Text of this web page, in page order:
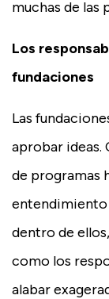
muchas de las
Los
fundaciones
Las
aprobar ideas.
de programas
entendimiento
dentro de
como los
alabar